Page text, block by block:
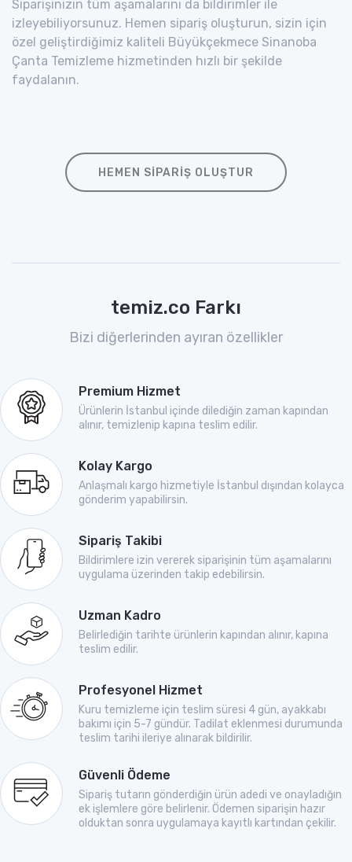
Siparişinizin tüm aşamalarını da bildirimler ile
izleyebiliyorsunuz. Hemen sipariş oluşturun, sizin için
özel geliştirdiğimiz kaliteli Büyükçekmece Sinanoba
Çanta Temizleme hizmetinden hızlı bir şekilde
faydalanın.
HEMEN SIPARIŞ OLUŞTUR
temiz.co Farkı
Bizi diğerlerinden ayıran özellikler
Premium Hizmet
Ürünlerin İstanbul içinde dilediğin zaman kapından
alınır, temizlenip kapına teslim edilir.
Kolay Kargo
Anlaşmalı kargo hizmetiyle İstanbul dışından kolayca
gönderim yapabilirsin.
Sipariş Takibi
Bildirimlere izin vererek siparişinin tüm aşamalarını
uygulama üzerinden takip edebilirsin.
Uzman Kadro
Belirlediğin tarihte ürünlerin kapından alınır, kapına
teslim edilir.
Profesyonel Hizmet
Kuru temizleme için teslim süresi 4 gün, ayakkabı
bakımı için 5-7 gündür. Tadilat eklenmesi durumunda
teslim tarihi ileriye alınarak bildirilir.
Güvenli Ödeme
Sipariş tutarın gönderdiğin ürün adedi ve onayladığın
ek işlemlere göre belirlenir. Ödemen siparişin hazır
olduktan sonra uygulamaya kayıtlı kartından çekilir.